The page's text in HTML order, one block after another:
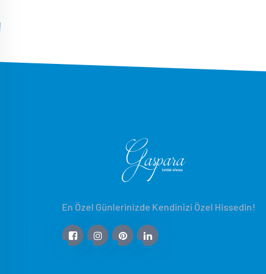
En Özel Günlerinizde Kendinizi Özel Hissedin!